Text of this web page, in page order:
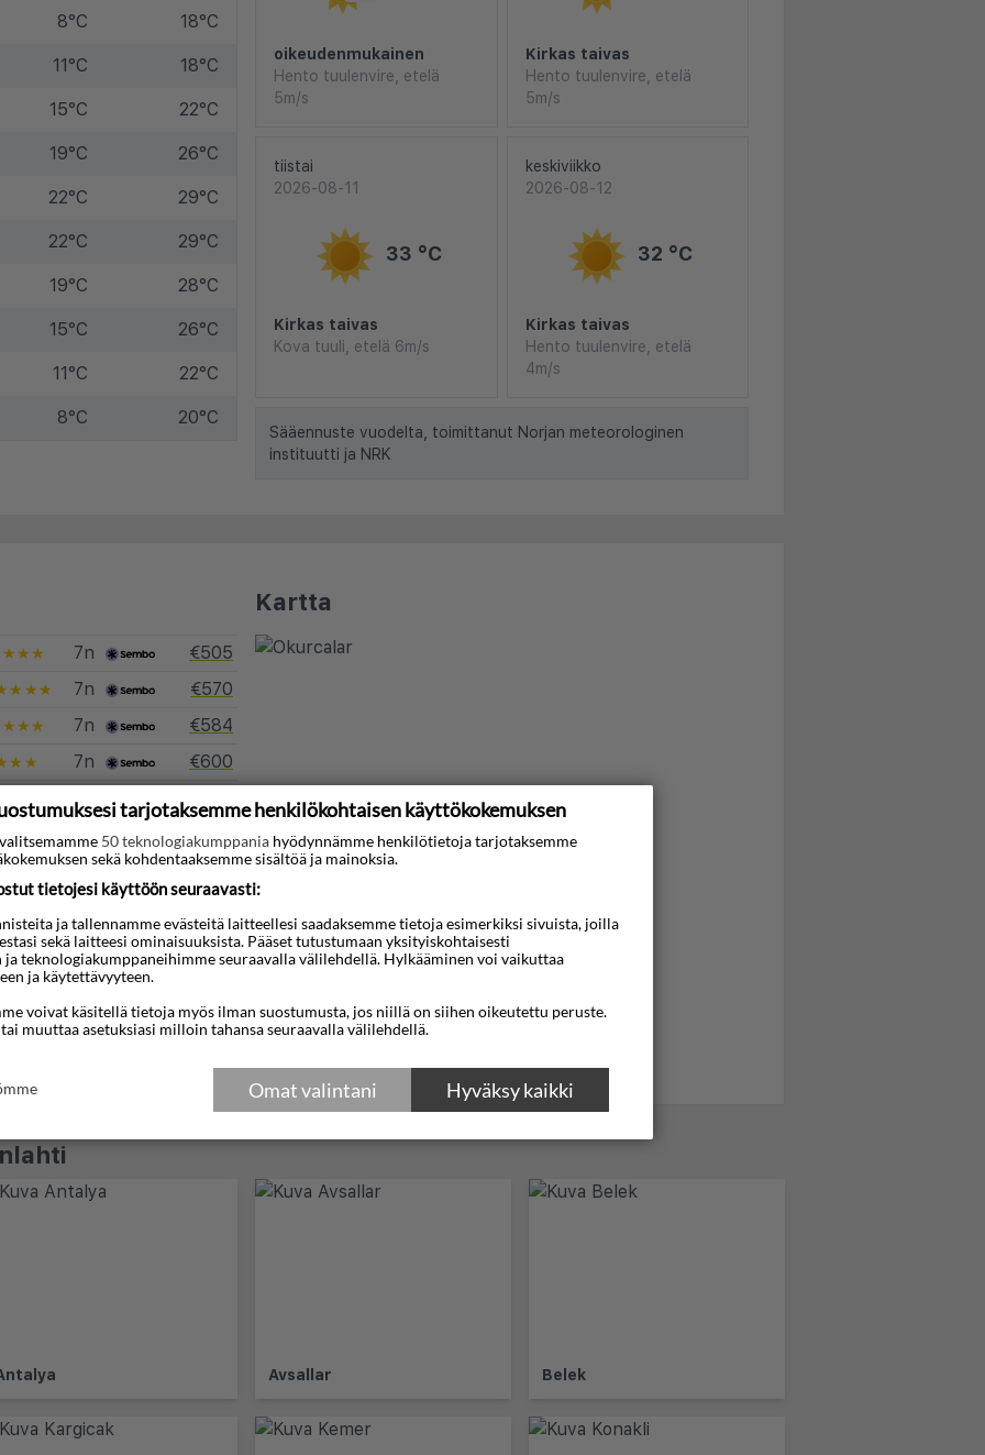
8°C 18°C
11°C 18°C
15°C 22°C
19°C 26°C
22°C 29°C
22°C 29°C
19°C 28°C
15°C 26°C
11°C 22°C
8°C 20°C
oikeudenmukainen
Hento tuulenvire, etelä
5m/s
Kirkas taivas
Hento tuulenvire, etelä
5m/s
tiistai
2026-08-11
33 °C
Kirkas taivas
Kova tuuli, etelä 6m/s
keskiviikko
2026-08-12
32 °C
Kirkas taivas
Hento tuulenvire, etelä
4m/s
Sääennuste vuodelta, toimittanut Norjan meteorologinen
instituutti ja NRK
7n
€505
7n
€570
7n
€584
7n
€600
7n
7n
€673
7n
€692
7n
€730
7n
kohteeseen Okurcalar
Kartta
Avsallar Belek
tarjotaksemme henkilökohtaisen käyttökokemuksen
50 teknologiakumppania hyödynnämme henkilötietoja tarjotaksemme
sekä kohdentaaksemme sisältöä ja mainoksia.
tietojesi käyttöön seuraavasti:
ja tallennamme evästeitä laitteellesi saadaksemme tietoja esimerkiksi sivuista, joilla
sekä laitteesi ominaisuuksista. Pääset tutustumaan yksityiskohtaisesti
teknologiakumppaneihimme seuraavalla välilehdellä. Hylkääminen voi vaikuttaa
ja käytettävyyteen.
voivat käsitellä tietoja myös ilman suostumusta, jos niillä on siihen oikeutettu peruste.
muuttaa asetuksiasi milloin tahansa seuraavalla välilehdellä.
Hyväksy kaikki
Omat valintani